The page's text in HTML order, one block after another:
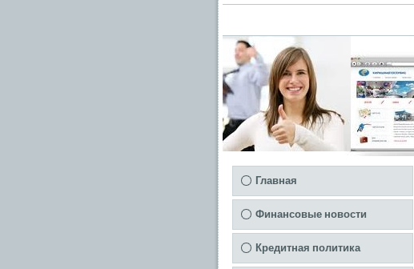
Главная
Финансовые новости
Кредитная политика